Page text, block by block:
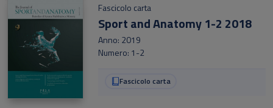
Fascicolo carta
Sport and Anatomy 1-2 2018
Anno: 2019
Numero: 1-2
Fascicolo carta